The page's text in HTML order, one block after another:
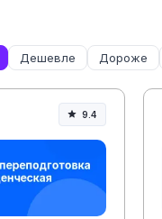
Дешевле Дороже
9.4